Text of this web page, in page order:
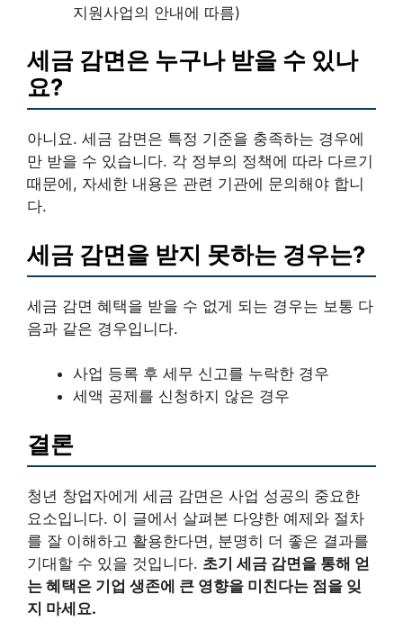
지원사업의 안내에 따름)
세금 감면은 누구나 받을 수 있나
요?
아니요. 세금 감면은 특정 기준을 충족하는 경우에
만 받을 수 있습니다. 각 정부의 정책에 따라 다르기
때문에, 자세한 내용은 관련 기관에 문의해야 합니
다.
세금 감면을 받지 못하는 경우는?
세금 감면 혜택을 받을 수 없게 되는 경우는 보통 다
음과 같은 경우입니다.
사업 등록 후 세무 신고를 누락한 경우
세액 공제를 신청하지 않은 경우
결론
청년 창업자에게 세금 감면은 사업 성공의 중요한
요소입니다. 이 글에서 살펴본 다양한 예제와 절차
를 잘 이해하고 활용한다면, 분명히 더 좋은 결과를
기대할 수 있을 것입니다. 초기 세금 감면을 통해 얻
는 혜택은 기업 생존에 큰 영향을 미친다는 점을 잊
지 마세요.